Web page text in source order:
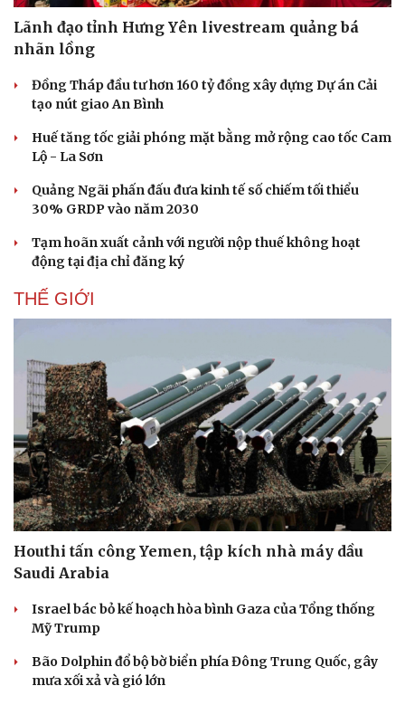
Lãnh đạo tỉnh Hưng Yên livestream quảng bá
nhãn lồng
Đồng Tháp đầu tư hơn 160 tỷ đồng xây dựng Dự án Cải
tạo nút giao An Bình
Huế tăng tốc giải phóng mặt bằng mở rộng cao tốc Cam
Lộ - La Sơn
Quảng Ngãi phấn đấu đưa kinh tế số chiếm tối thiểu
30% GRDP vào năm 2030
Tạm hoãn xuất cảnh với người nộp thuế không hoạt
động tại địa chỉ đăng ký
THẾ GIỚI
Houthi tấn công Yemen, tập kích nhà máy dầu
Saudi Arabia
Israel bác bỏ kế hoạch hòa bình Gaza của Tổng thống
Mỹ Trump
Bão Dolphin đổ bộ bờ biển phía Đông Trung Quốc, gây
mưa xối xả và gió lớn